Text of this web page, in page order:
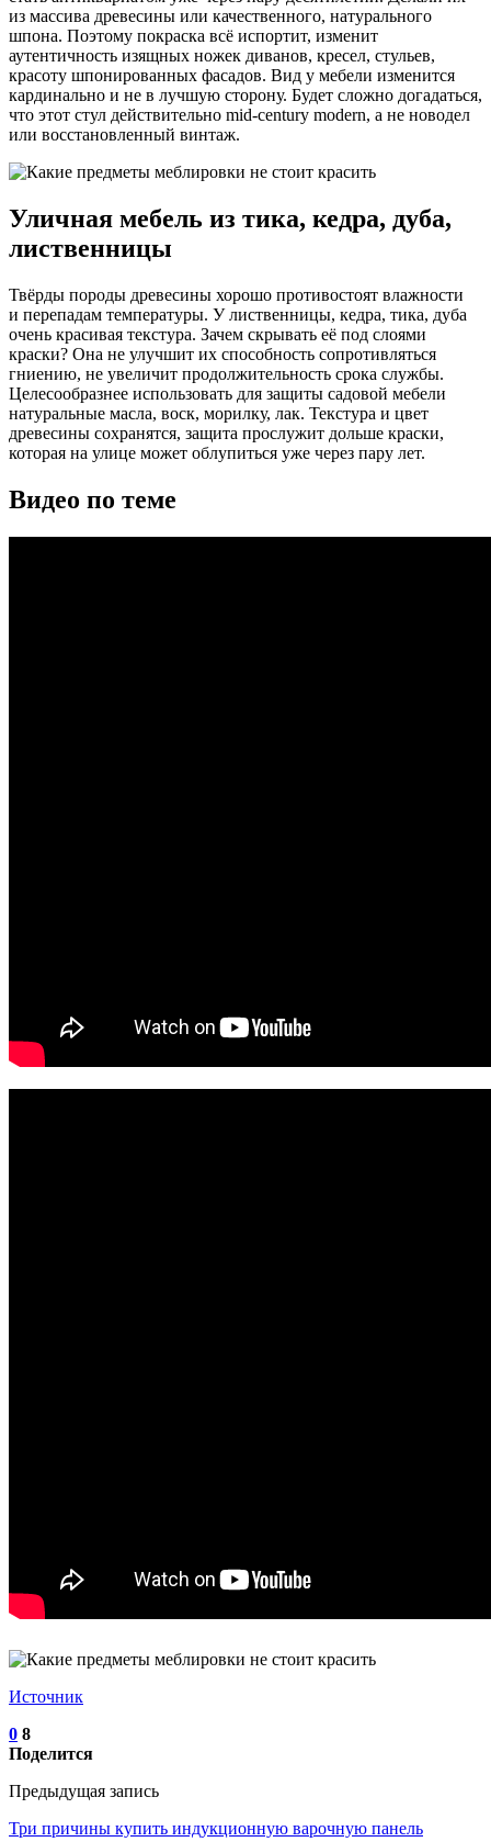
из массива древесины или качественного, натурального
шпона. Поэтому покраска всё испортит, изменит
аутентичность изящных ножек диванов, кресел, стульев,
красоту шпонированных фасадов. Вид у мебели изменится
кардинально и не в лучшую сторону. Будет сложно догадаться,
что этот стул действительно mid-century modern, а не новодел
или восстановленный винтаж.
Уличная мебель из тика, кедра, дуба,
лиственницы
Твёрды породы древесины хорошо противостоят влажности
и перепадам температуры. У лиственницы, кедра, тика, дуба
очень красивая текстура. Зачем скрывать её под слоями
краски? Она не улучшит их способность сопротивляться
гниению, не увеличит продолжительность срока службы.
Целесообразнее использовать для защиты садовой мебели
натуральные масла, воск, морилку, лак. Текстура и цвет
древесины сохранятся, защита прослужит дольше краски,
которая на улице может облупиться уже через пару лет.
Видео по теме
Источник
0 8
Поделится
Предыдущая запись
Три причины купить индукционную варочную панель